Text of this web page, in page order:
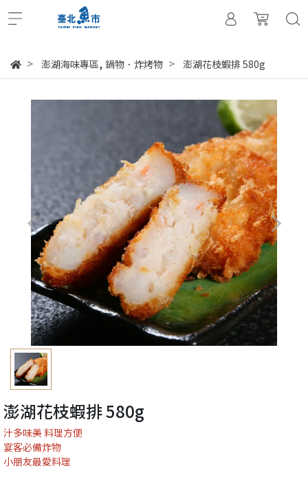
澎湖海味專區, 鍋物．炸烤物 澎湖花枝蝦排 580g
澎湖花枝蝦排 580g
汁多味美 料理方便
宴客必備炸物
小朋友最愛料理